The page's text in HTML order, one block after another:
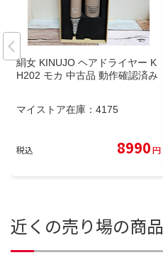
絹女 KINUJO ヘアドライヤー K
H202 モカ 中古品 動作確認済み
マイストア在庫： 4175
税込 8990円
近くの売り場の商品